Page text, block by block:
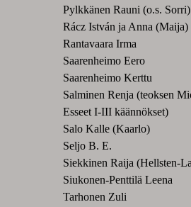
Pylkkänen Rauni (o.s. Sorri)
Rácz István ja Anna (Maija)
Rantavaara Irma
Saarenheimo Eero
Saarenheimo Kerttu
Salminen Renja (teoksen
Esseet I-III käännökset)
Salo Kalle (Kaarlo)
Seljo B. E.
Siekkinen Raija (Hellsten-
Siukonen-Penttilä Leena
Tarhonen Zuli